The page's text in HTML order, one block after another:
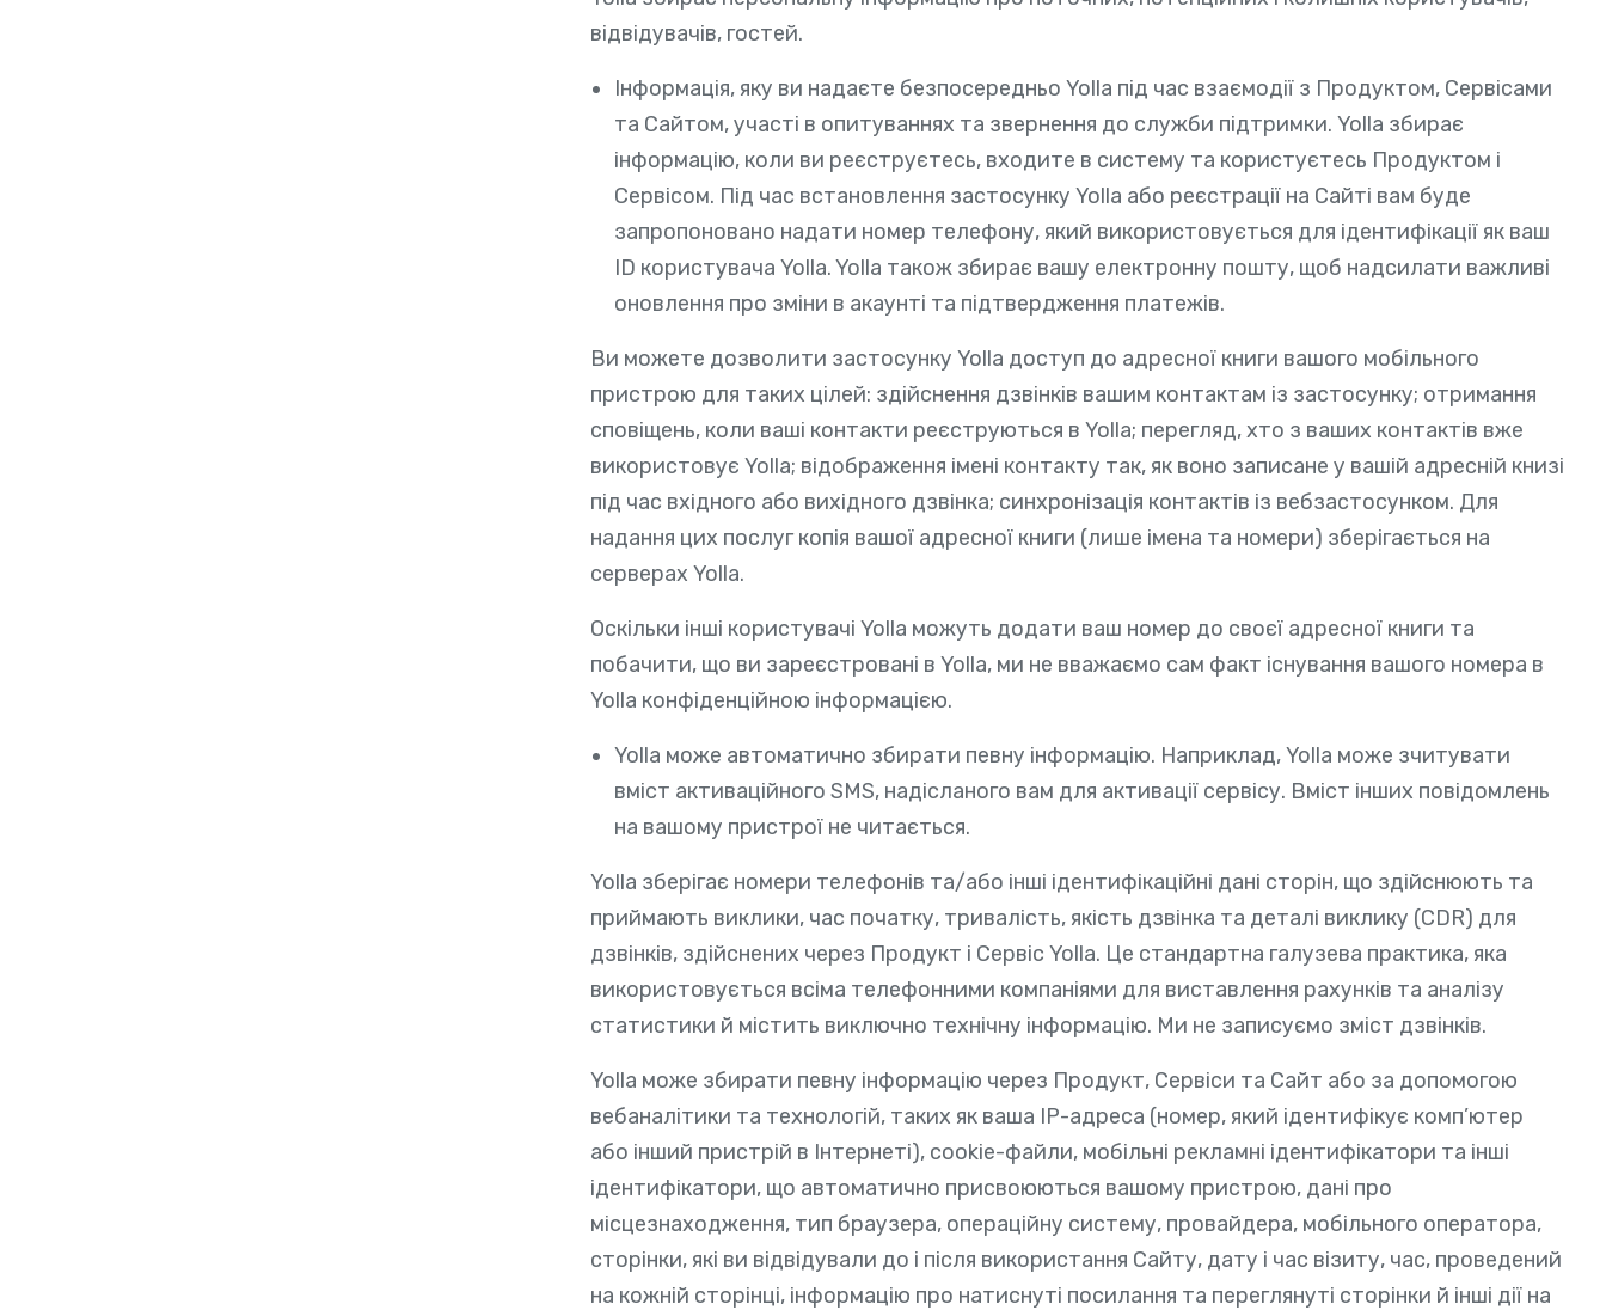
відвідувачів, гостей.
Інформація, яку ви надаєте безпосередньо Yolla під час взаємодії з Продуктом, Сервісами
та Сайтом, участі в опитуваннях та звернення до служби підтримки. Yolla збирає
інформацію, коли ви реєструєтесь, входите в систему та користуєтесь Продуктом і
Сервісом. Під час встановлення застосунку Yolla або реєстрації на Сайті вам буде
запропоновано надати номер телефону, який використовується для ідентифікації як ваш
ID користувача Yolla. Yolla також збирає вашу електронну пошту, щоб надсилати важливі
оновлення про зміни в акаунті та підтвердження платежів.
Ви можете дозволити застосунку Yolla доступ до адресної книги вашого мобільного
пристрою для таких цілей: здійснення дзвінків вашим контактам із застосунку; отримання
сповіщень, коли ваші контакти реєструються в Yolla; перегляд, хто з ваших контактів вже
використовує Yolla; відображення імені контакту так, як воно записане у вашій адресній книзі
під час вхідного або вихідного дзвінка; синхронізація контактів із вебзастосунком. Для
надання цих послуг копія вашої адресної книги (лише імена та номери) зберігається на
серверах Yolla.
Оскільки інші користувачі Yolla можуть додати ваш номер до своєї адресної книги та
побачити, що ви зареєстровані в Yolla, ми не вважаємо сам факт існування вашого номера в
Yolla конфіденційною інформацією.
Yolla може автоматично збирати певну інформацію. Наприклад, Yolla може зчитувати
вміст активаційного SMS, надісланого вам для активації сервісу. Вміст інших повідомлень
на вашому пристрої не читається.
Yolla зберігає номери телефонів та/або інші ідентифікаційні дані сторін, що здійснюють та
приймають виклики, час початку, тривалість, якість дзвінка та деталі виклику (CDR) для
дзвінків, здійснених через Продукт і Сервіс Yolla. Це стандартна галузева практика, яка
використовується всіма телефонними компаніями для виставлення рахунків та аналізу
статистики й містить виключно технічну інформацію. Ми не записуємо зміст дзвінків.
Yolla може збирати певну інформацію через Продукт, Сервіси та Сайт або за допомогою
вебаналітики та технологій, таких як ваша IP-адреса (номер, який ідентифікує комп’ютер
або інший пристрій в Інтернеті), cookie-файли, мобільні рекламні ідентифікатори та інші
ідентифікатори, що автоматично присвоюються вашому пристрою, дані про
місцезнаходження, тип браузера, операційну систему, провайдера, мобільного оператора,
сторінки, які ви відвідували до і після використання Сайту, дату і час візиту, час, проведений
на кожній сторінці, інформацію про натиснуті посилання та переглянуті сторінки й інші дії на